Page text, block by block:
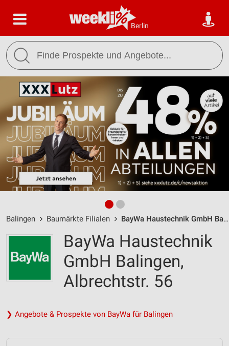
Berlin
Balingen Baumärkte Filialen BayWa Haustechnik GmbH Balingen / Albrechtstr. 56 - Öffnungszeiten & Adresse
BayWa Haustechnik
GmbH Balingen,
Albrechtstr. 56
❯ Angebote & Prospekte von BayWa für Balingen